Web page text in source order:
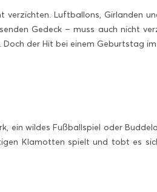
verzichten. Luftballons, Girlanden
Gedeck – muss auch nicht
der Hit bei einem Geburtstag
ein wildes Fußballspiel oder
Klamotten spielt und tobt es